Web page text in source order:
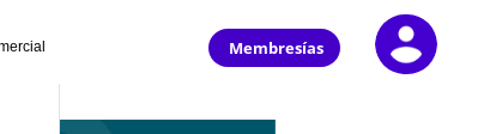
Membresías